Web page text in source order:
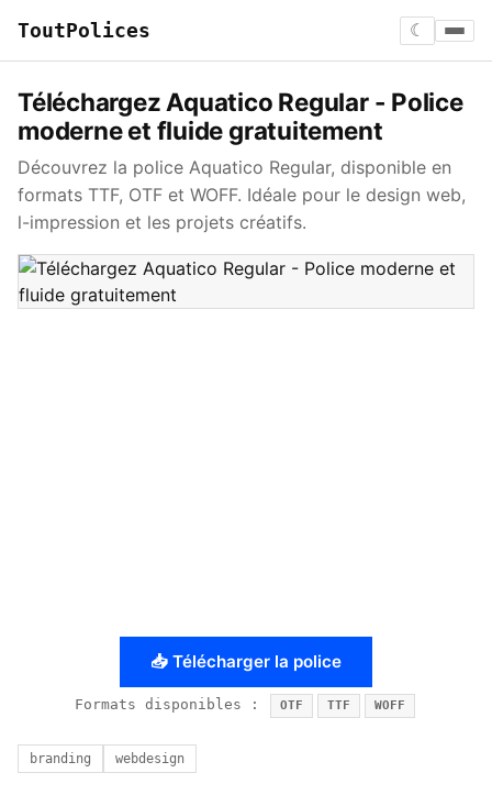
ToutPolices ☾
Téléchargez Aquatico Regular - Police
moderne et fluide gratuitement
Découvrez la police Aquatico Regular, disponible en
formats TTF, OTF et WOFF. Idéale pour le design web,
l-impression et les projets créatifs.
📥 Télécharger la police
Formats disponibles : OTF TTF WOFF
branding webdesign